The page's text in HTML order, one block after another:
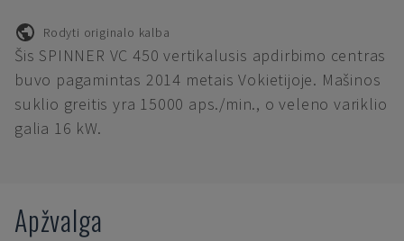
Rodyti originalo kalba
Šis SPINNER VC 450 vertikalusis apdirbimo centras
buvo pagamintas 2014 metais Vokietijoje. Mašinos
suklio greitis yra 15000 aps./min., o veleno variklio
galia 16 kW.
Apžvalga